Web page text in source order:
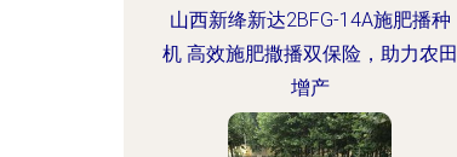
山西新绛新达2BFG-14A施肥播种
机 高效施肥撒播双保险，助力农田
增产